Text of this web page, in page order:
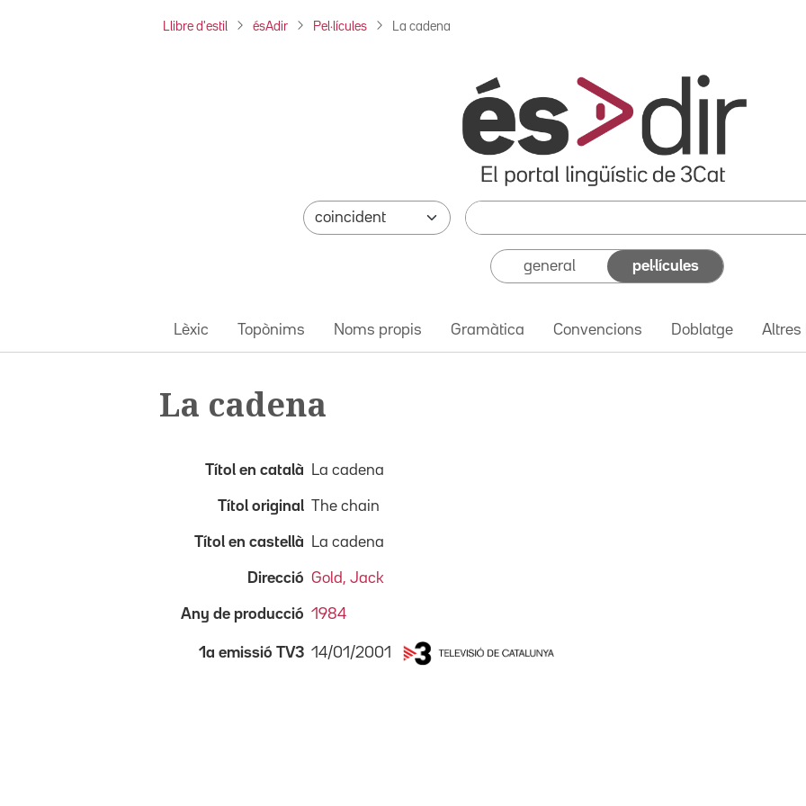
Llibre d'estil ésAdir Pel·lícules La cadena
general pel·lícules
Lèxic Topònims Noms propis Gramàtica Convencions Doblatge Altres
La cadena
Títol en català La cadena
Títol original The chain
Títol en castellà La cadena
Direcció Gold, Jack
Any de producció 1984
1a emissió TV3 14/01/2001